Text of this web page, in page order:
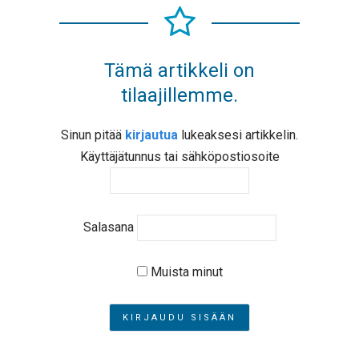
Tämä artikkeli on
tilaajillemme.
Sinun pitää kirjautua lukeaksesi artikkelin.
Käyttäjätunnus tai sähköpostiosoite
Salasana
Muista minut